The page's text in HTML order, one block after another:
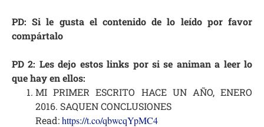
PD:Si le gusta el contenido de lo leído por favor
compártalo
PD 2: Les dejo estos links por si se animan a leer lo
que hay en ellos:
MI PRIMER ESCRITO HACE UN AÑO, ENERO
2016. SAQUEN CONCLUSIONES
Read:https://t.co/qbwcqYpMC4